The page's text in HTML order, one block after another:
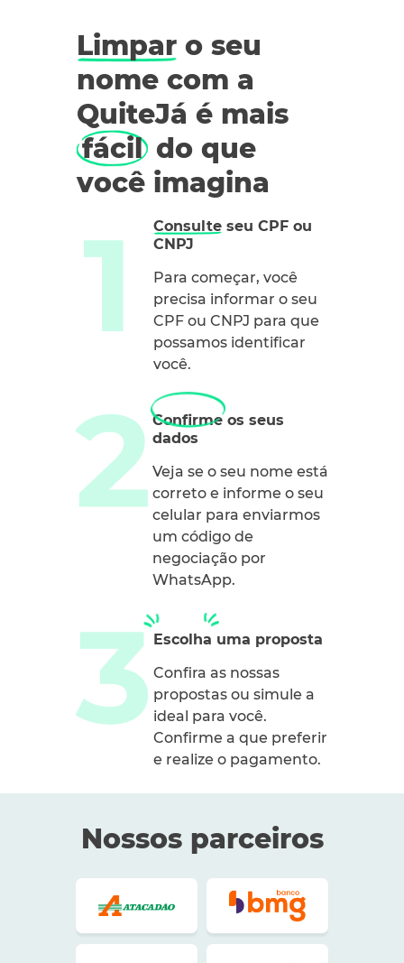
Limpar o seu
nome com a
QuiteJá é mais
fácil do que
você imagina
Consulte seu CPF ou
CNPJ
Para começar, você
precisa informar o seu
CPF ou CNPJ para que
possamos identificar
você.
Confirme os seus
dados
Veja se o seu nome está
correto e informe o seu
celular para enviarmos
um código de
negociação por
WhatsApp.
Escolha uma proposta
Confira as nossas
propostas ou simule a
ideal para você.
Confirme a que preferir
e realize o pagamento.
Nossos parceiros